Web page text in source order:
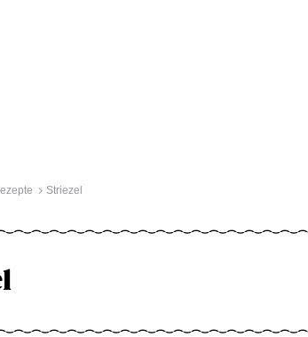
Striezel